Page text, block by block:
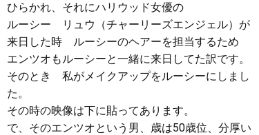
ひらかれ、それにハリウッド女優の
ルーシー リュウ（チャーリーズエンジェル）が
来日した時 ルーシーのヘアーを担当するため
エンツオもルーシーと一緒に来日してた訳です。
そのとき 私がメイクアップをルーシーにしまし
た。
その時の映像は下に貼ってあります。
で、そのエンツオという男、歳は50歳位、分厚い